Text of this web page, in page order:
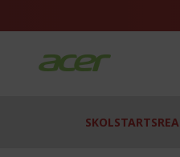
SKOLSTARTSREA